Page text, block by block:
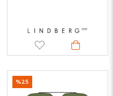
%25